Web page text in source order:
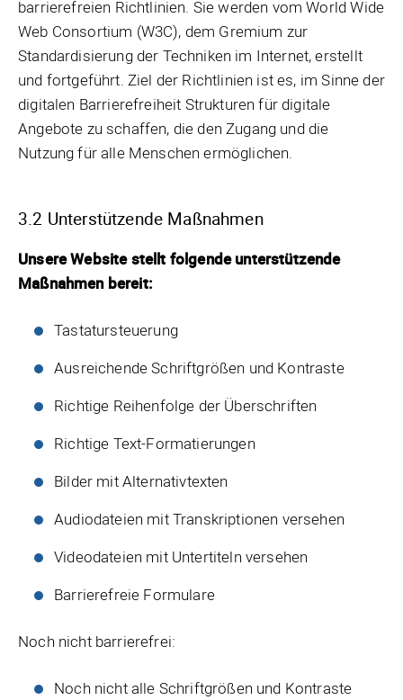
barrierefreien Richtlinien. Sie werden vom World Wide
Web Consortium (W3C), dem Gremium zur
Standardisierung der Techniken im Internet, erstellt
und fortgeführt. Ziel der Richtlinien ist es, im Sinne der
digitalen Barrierefreiheit Strukturen für digitale
Angebote zu schaffen, die den Zugang und die
Nutzung für alle Menschen ermöglichen.
3.2 Unterstützende Maßnahmen
Unsere Website stellt folgende unterstützende
Maßnahmen bereit:
Tastatursteuerung
Ausreichende Schriftgrößen und Kontraste
Richtige Reihenfolge der Überschriften
Richtige Text-Formatierungen
Bilder mit Alternativtexten
Audiodateien mit Transkriptionen versehen
Videodateien mit Untertiteln versehen
Barrierefreie Formulare
Noch nicht barrierefrei:
Noch nicht alle Schriftgrößen und Kontraste